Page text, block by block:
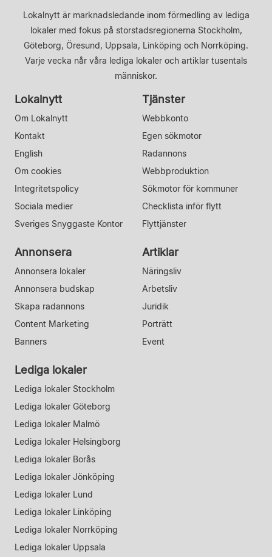
Lokalnytt är marknadsledande inom förmedling av lediga
lokaler med fokus på storstadsregionerna Stockholm,
Göteborg, Öresund, Uppsala, Linköping och Norrköping.
Varje vecka når våra lediga lokaler och artiklar tusentals
människor.
Lokalnytt
Om Lokalnytt
Kontakt
English
Om cookies
Integritetspolicy
Sociala medier
Sveriges Snyggaste Kontor
Tjänster
Webbkonto
Egen sökmotor
Radannons
Webbproduktion
Sökmotor för kommuner
Checklista inför flytt
Flyttjänster
Annonsera
Annonsera lokaler
Annonsera budskap
Skapa radannons
Content Marketing
Banners
Artiklar
Näringsliv
Arbetsliv
Juridik
Porträtt
Event
Lediga lokaler
Lediga lokaler Stockholm
Lediga lokaler Göteborg
Lediga lokaler Malmö
Lediga lokaler Helsingborg
Lediga lokaler Borås
Lediga lokaler Jönköping
Lediga lokaler Lund
Lediga lokaler Linköping
Lediga lokaler Norrköping
Lediga lokaler Uppsala